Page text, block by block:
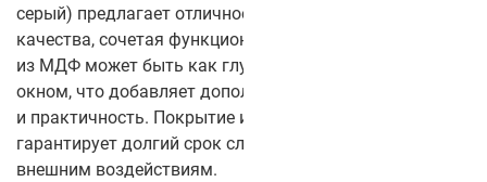
серый) предлагает отличное соотношение цены и
качества, сочетая функциональность и стиль. Полотно
из МДФ может быть как глухим, так и с небольшим
окном, что добавляет дополнительную вариативность
и практичность. Покрытие из CPL-пластика
гарантирует долгий срок службы и стойкость к
внешним воздействиям.